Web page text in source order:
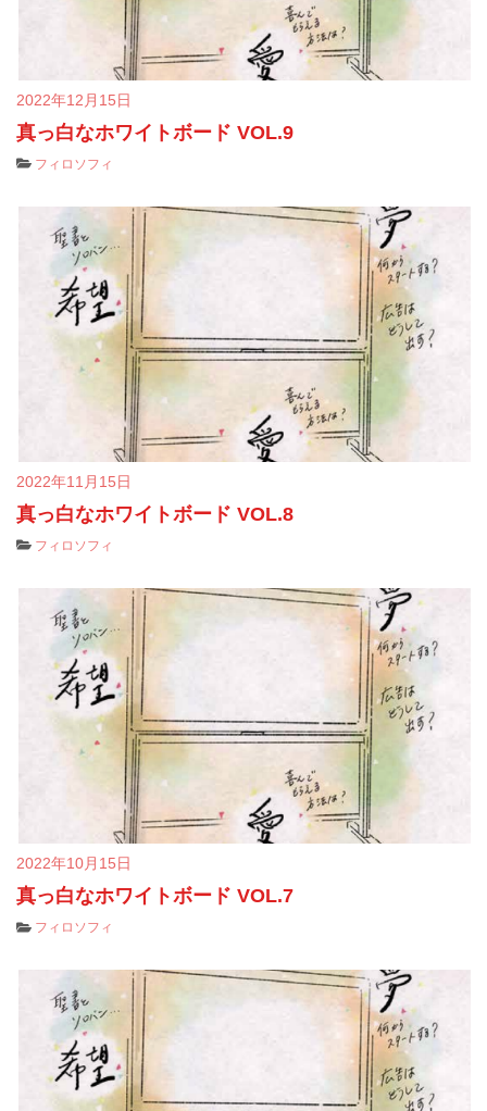
2022年12月15日
真っ白なホワイトボード VOL.9
フィロソフィ
2022年11月15日
真っ白なホワイトボード VOL.8
フィロソフィ
2022年10月15日
真っ白なホワイトボード VOL.7
フィロソフィ